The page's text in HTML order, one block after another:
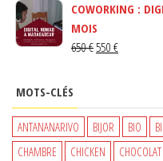
INITIAL
ÉTAIT :
15 €.
ACTUEL
13 €.
COWORKING :
MOIS
650€ LE
ÉTAIT :
650 €.
550 €LE
EST :
550 €.
MOTS-CLÉS
ANTANANARIVO BIJOR BIO
CHAMBRE
CHICKEN CHOCOLAT